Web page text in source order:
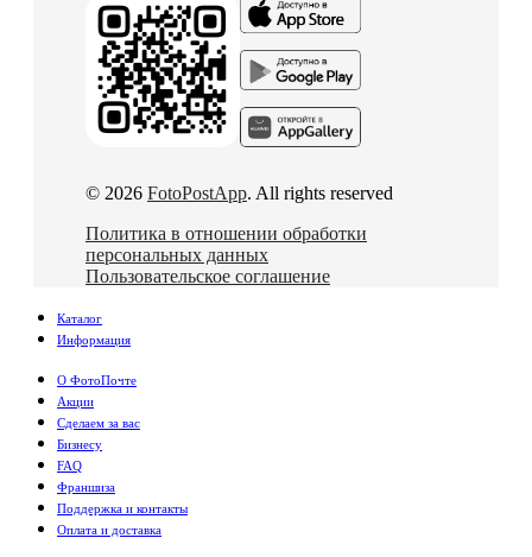
© 2026 FotoPostApp. All rights reserved
Политика в отношении обработки
персональных данных
Пользовательское соглашение
Каталог
Информация
О ФотоПочте
Акции
Сделаем за вас
Бизнесу
FAQ
Франшиза
Поддержка и контакты
Оплата и доставка